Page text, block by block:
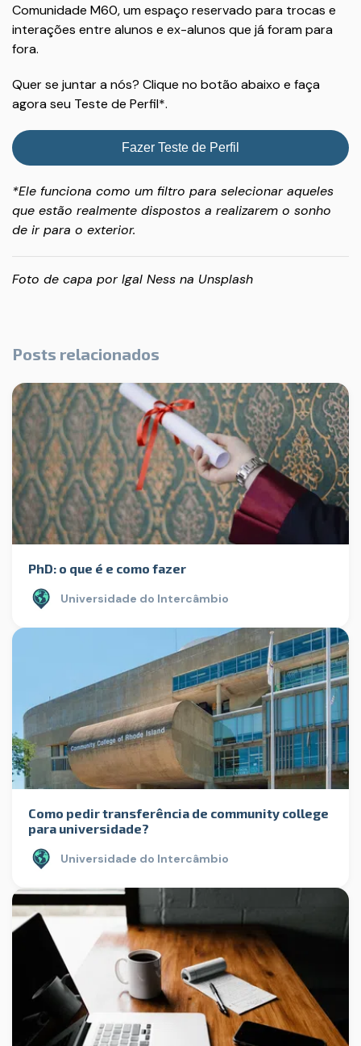
Comunidade M60, um espaço reservado para trocas e
interações entre alunos e ex-alunos que já foram para
fora.
Quer se juntar a nós? Clique no botão abaixo e faça
agora seu Teste de Perfil*.
Fazer Teste de Perfil
*Ele funciona como um filtro para selecionar aqueles
que estão realmente dispostos a realizarem o sonho
de ir para o exterior.
Foto de capa porIgal Ness na Unsplash
Posts relacionados
PhD: o que é e como fazer
Universidade do Intercâmbio
Como pedir transferência de community college
para universidade?
Universidade do Intercâmbio